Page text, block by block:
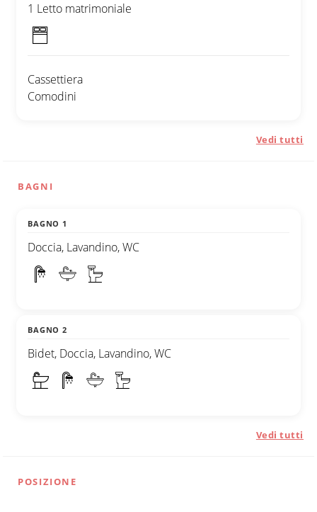
1 Letto matrimoniale
Cassettiera
Comodini
Vedi tutti
BAGNI
BAGNO 1
Doccia, Lavandino, WC
BAGNO 2
Bidet, Doccia, Lavandino, WC
Vedi tutti
POSIZIONE